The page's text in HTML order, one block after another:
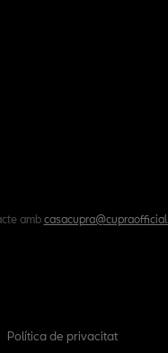
amb
Política de privacitat